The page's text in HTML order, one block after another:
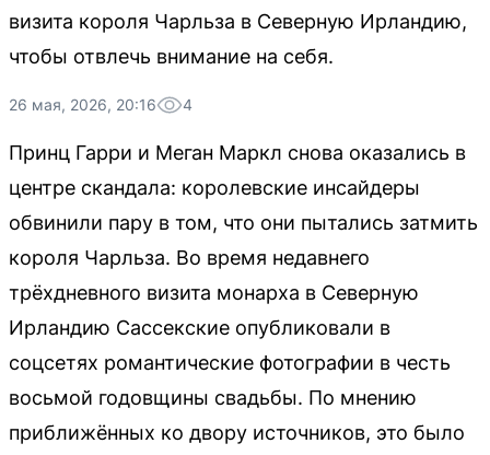
визита короля Чарльза в Северную Ирландию,
чтобы отвлечь внимание на себя.
26 мая, 2026, 20:16 4
Принц Гарри и Меган Маркл снова оказались в
центре скандала: королевские инсайдеры
обвинили пару в том, что они пытались затмить
короля Чарльза. Во время недавнего
трёхдневного визита монарха в Северную
Ирландию Сассекские опубликовали в
соцсетях романтические фотографии в честь
восьмой годовщины свадьбы. По мнению
приближённых ко двору источников, это было